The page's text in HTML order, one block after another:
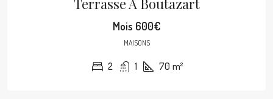
Mois 600€
MAISONS
2 1 70 m²